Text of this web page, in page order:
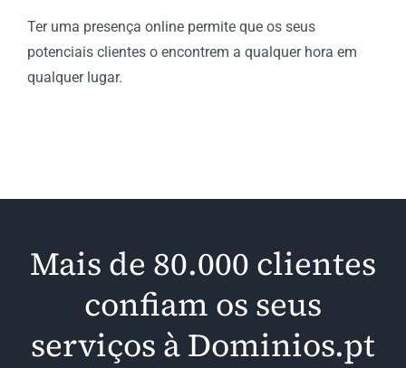
Ter uma presença online permite que os seus
potenciais clientes o encontrem a qualquer hora em
qualquer lugar.
Mais de 80.000 clientes
confiam os seus
serviços à Dominios.pt